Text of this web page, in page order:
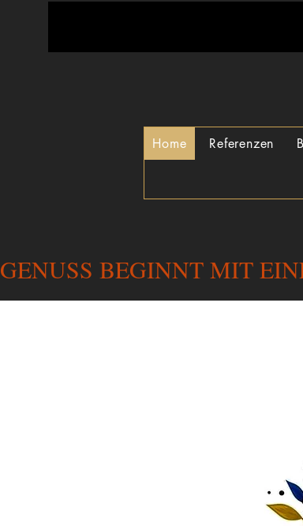
Home Referenzen
GENUSS BEGINNT MIT